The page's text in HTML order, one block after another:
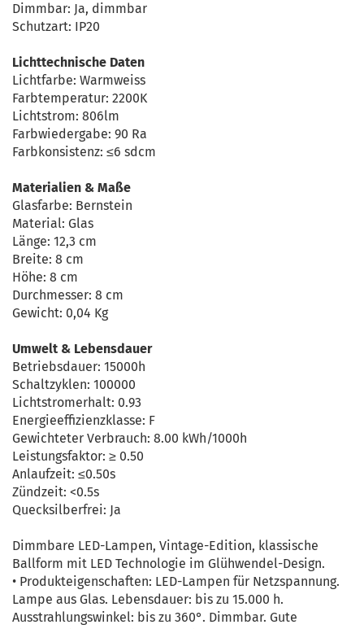
Dimmbar: Ja, dimmbar
Schutzart: IP20
Lichttechnische Daten
Lichtfarbe: Warmweiss
Farbtemperatur: 2200K
Lichtstrom: 806lm
Farbwiedergabe: 90 Ra
Farbkonsistenz: ≤6 sdcm
Materialien & Maße
Glasfarbe: Bernstein
Material: Glas
Länge: 12,3 cm
Breite: 8 cm
Höhe: 8 cm
Durchmesser: 8 cm
Gewicht: 0,04 Kg
Umwelt & Lebensdauer
Betriebsdauer: 15000h
Schaltzyklen: 100000
Lichtstromerhalt: 0.93
Energieeffizienzklasse: F
Gewichteter Verbrauch: 8.00 kWh/1000h
Leistungsfaktor: ≥ 0.50
Anlaufzeit: ≤0.50s
Zündzeit: <0.5s
Quecksilberfrei: Ja
Dimmbare LED-Lampen, Vintage-Edition, klassische
Ballform mit LED Technologie im Glühwendel-Design.
• Produkteigenschaften: LED-Lampen für Netzspannung.
Lampe aus Glas. Lebensdauer: bis zu 15.000 h.
Ausstrahlungswinkel: bis zu 360°. Dimmbar. Gute